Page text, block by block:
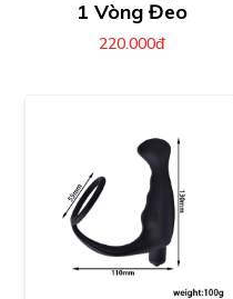
1 Vòng Đeo
220.000đ